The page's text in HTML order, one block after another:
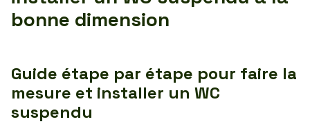
bonne dimension
Guide étape par étape pour faire la
mesure et installer un WC
suspendu